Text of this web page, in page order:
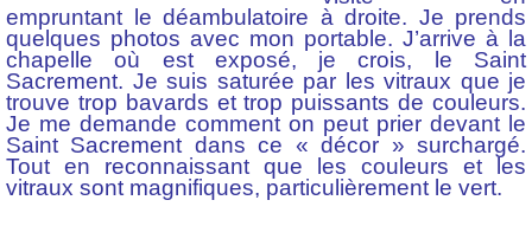
empruntant le déambulatoire à droite. Je prends
quelques photos avec mon portable. J’arrive à la
chapelle où est exposé, je crois, le Saint
Sacrement. Je suis saturée par les vitraux que je
trouve trop bavards et trop puissants de couleurs.
Je me demande comment on peut prier devant le
Saint Sacrement dans ce « décor » surchargé.
Tout en reconnaissant que les couleurs et les
vitraux sont magnifiques, particulièrement le vert.